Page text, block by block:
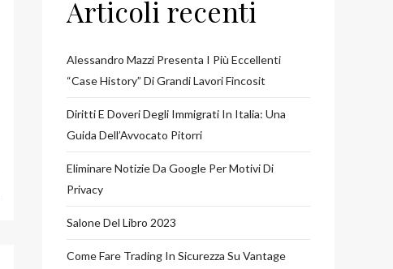
Articoli recenti
Alessandro Mazzi Presenta I Più Eccellenti
“case History” Di Grandi Lavori Fincosit
Diritti E Doveri Degli Immigrati In Italia: Una
Guida Dell’Avvocato Pitorri
Eliminare Notizie Da Google Per Motivi Di
Privacy
Salone Del Libro 2023
Come Fare Trading In Sicurezza Su Vantage